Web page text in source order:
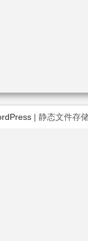
| 静态文件存